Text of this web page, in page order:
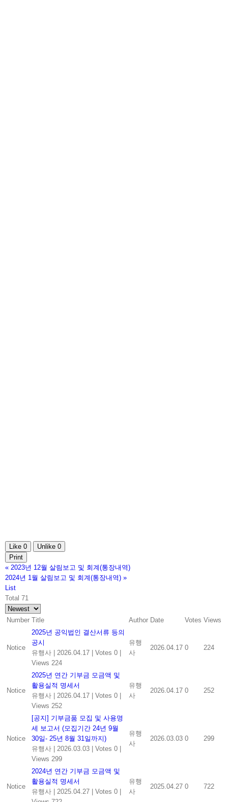
Like 0 Unlike 0
Print
« 2023년 12월 살림보고 및 회계(통장내역)
2024년 1월 살림보고 및 회계(통장내역) »
List
Total 71
Number Title Author Date Votes Views
Notice
2025년 공익법인 결산서류 등의
공시
유행사 | 2026.04.17 | Votes 0 |
Views 224
유행
사
2026.04.17 0 224
Notice
2025년 연간 기부금 모금액 및
활용실적 명세서
유행사 | 2026.04.17 | Votes 0 |
Views 252
유행
사
2026.04.17 0 252
Notice
[공지] 기부금품 모집 및 사용명
세 보고서 (모집기간 24년 9월
30일- 25년 8월 31일까지)
유행사 | 2026.03.03 | Votes 0 |
Views 299
유행
사
2026.03.03 0 299
Notice
2024년 연간 기부금 모금액 및
활용실적 명세서
유행사 | 2025.04.27 | Votes 0 |
유행
사
2025.04.27 0 722